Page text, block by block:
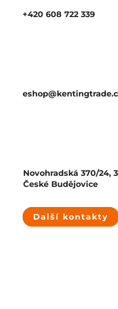
+420 608 722 339
Novohradská 370/24,
České Budějovice
Další kontakty